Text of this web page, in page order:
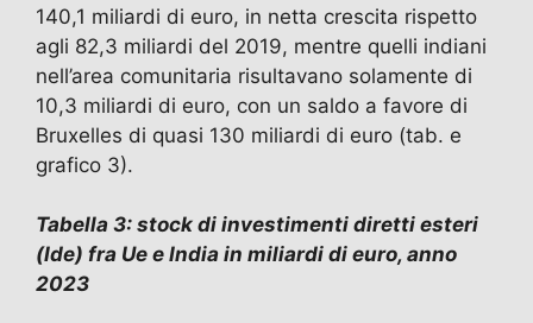
140,1 miliardi di euro, in netta crescita rispetto
agli 82,3 miliardi del 2019, mentre quelli indiani
nell’area comunitaria risultavano solamente di
10,3 miliardi di euro, con un saldo a favore di
Bruxelles di quasi 130 miliardi di euro (tab. e
grafico 3).
Tabella 3: stock di investimenti diretti esteri
(Ide) fra Ue e India in miliardi di euro, anno
2023